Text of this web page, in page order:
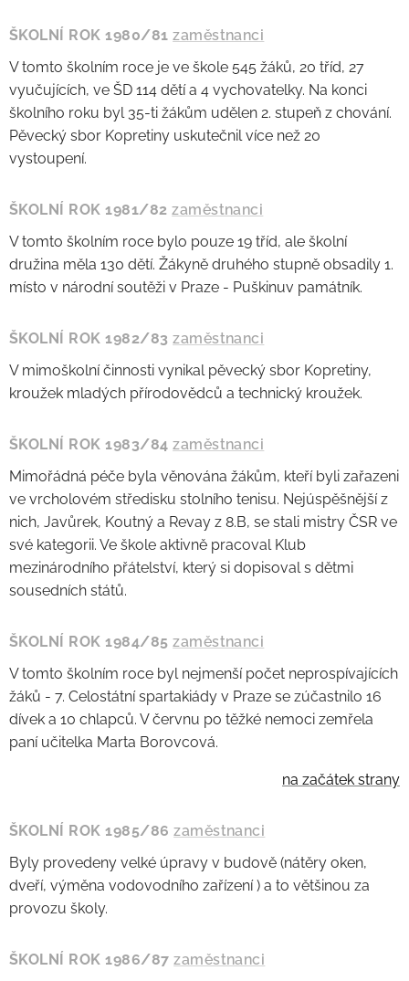
ŠKOLNÍ ROK 1980/81zaměstnanci
V tomto školním roce je ve škole 545 žáků, 20 tříd, 27
vyučujících, ve ŠD 114 dětí a 4 vychovatelky. Na konci
školního roku byl 35-ti žákům udělen 2. stupeň z chování.
Pěvecký sbor Kopretiny uskutečnil více než 20
vystoupení.
ŠKOLNÍ ROK 1981/82zaměstnanci
V tomto školním roce bylo pouze 19 tříd, ale školní
družina měla 130 dětí. Žákyně druhého stupně obsadily 1.
místo v národní soutěži v Praze - Puškinuv památník.
ŠKOLNÍ ROK 1982/83zaměstnanci
V mimoškolní činnosti vynikal pěvecký sbor Kopretiny,
kroužek mladých přírodovědců a technický kroužek.
ŠKOLNÍ ROK 1983/84zaměstnanci
Mimořádná péče byla věnována žákům, kteří byli zařazeni
ve vrcholovém středisku stolního tenisu. Nejúspěšnější z
nich, Javůrek, Koutný a Revay z 8.B, se stali mistry ČSR ve
své kategorii. Ve škole aktivně pracoval Klub
mezinárodního přátelství, který si dopisoval s dětmi
sousedních států.
ŠKOLNÍ ROK 1984/85zaměstnanci
V tomto školním roce byl nejmenší počet neprospívajících
žáků - 7. Celostátní spartakiády v Praze se zúčastnilo 16
dívek a 10 chlapců. V červnu po těžké nemoci zemřela
paní učitelka Marta Borovcová.
na začátek strany
ŠKOLNÍ ROK 1985/86zaměstnanci
Byly provedeny velké úpravy v budově (nátěry oken,
dveří, výměna vodovodního zařízení ) a to většinou za
provozu školy.
ŠKOLNÍ ROK 1986/87zaměstnanci